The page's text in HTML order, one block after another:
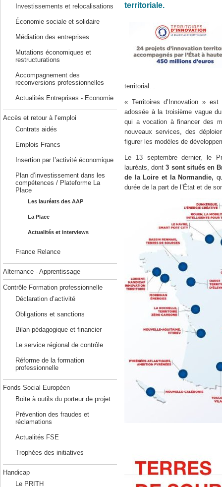
Investissements et relocalisations
Économie sociale et solidaire
Médiation des entreprises
Mutations économiques et
restructurations
Accompagnement des
reconversions professionnelles
Actualités Entreprises - Economie
Accès et retour à l’emploi
Contrats aidés
Emplois Francs
Insertion par l’activité économique
Plan d’investissement dans les
compétences / Plateforme La
Place
Les lauréats des AAP
La Place
Actualités et interviews
France Relance
Alternance - Apprentissage
Contrôle Formation professionnelle
Déclaration d’activité
Obligations et sanctions
Bilan pédagogique et financier
Le service régional de contrôle
Réforme de la formation
professionnelle
Fonds Social Européen
Boite à outils du porteur de projet
Prévention des fraudes et
réclamations
Actualités FSE
Trophées des initiatives
Handicap
Le PRITH
territoriale.
territorial. .
« Territoires d’Innovation »
adossée à la troisième vague
qui a vocation à financer des
nouveaux services, des
figurer les modèles de
Le 13 septembre dernier, le
lauréats, dont3 sont situés en
de la Loire et la Normandie,
durée de la part de l’État et de